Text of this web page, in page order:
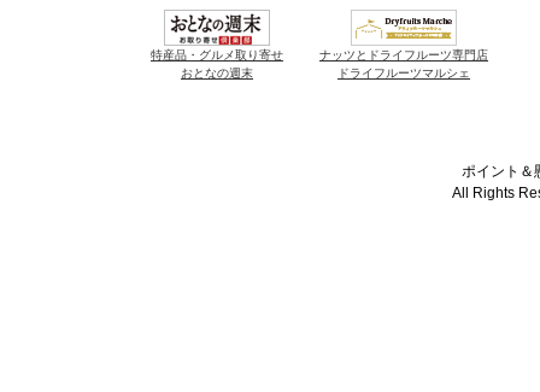
特産品・グルメ取り寄せ
おとなの週末
ナッツとドライフルーツ専門店
ドライフルーツマルシェ
ポイント＆
All Rights